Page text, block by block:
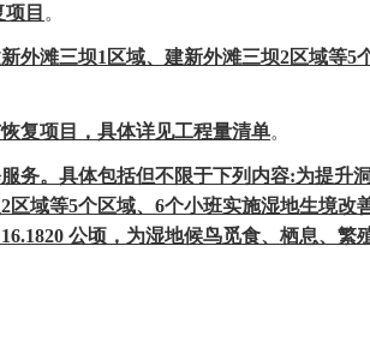
目 。
外滩三坝1区域、建新外滩三坝2区域等5
复项目 ，具体详见工程量清单。
务。具体包括但不限于下列内容:为提升洞
区域等5个区域、6个小班实施湿地生境
公顷，为湿地候鸟觅食、栖息、